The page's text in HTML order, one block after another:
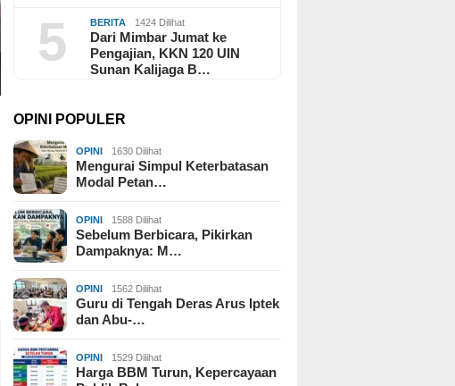
5 BERITA 1424 Dilihat
Dari Mimbar Jumat ke
Pengajian, KKN 120 UIN
Sunan Kalijaga B…
OPINI POPULER
OPINI 1630 Dilihat
Mengurai Simpul Keterbatasan
Modal Petan…
OPINI 1588 Dilihat
Sebelum Berbicara, Pikirkan
Dampaknya: M…
OPINI 1562 Dilihat
Guru di Tengah Deras Arus Iptek
dan Abu-…
OPINI 1529 Dilihat
Harga BBM Turun, Kepercayaan